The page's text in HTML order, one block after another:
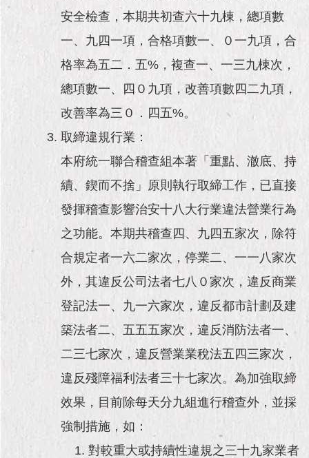
安全檢查，本期共初查六十九棟，總項數
一、九四一項，合格項數一、０一九項，合
格率為五二．五%，複查一、一三九棟次，
總項數一、四０九項，改善項數四二九項，
改善率為三０．四五%。
取締違規行業：
本府統一聯合稽查組本著「重點、澈底、持
續、鍥而不捨」原則執行取締工作，已直接
發揮稽查影響治安十八大行業違法營業行為
之功能。本期共稽查四、九四五家次，除符
合規定者一六二家次，停業二、一一八家次
外，其違反公司法者七八０家次，違反商業
登記法一、九一六家次，違反都市計劃及建
築法者二、五五五家次，違反消防法者一、
二三七家次，違反營業業稅法五四三家次，
違反殘障福利法者三十七家次。為加強取締
效果，目前除每天分九組進行稽查外，並採
強制措施，如：
對較重大或持續性違規之三十九家業者